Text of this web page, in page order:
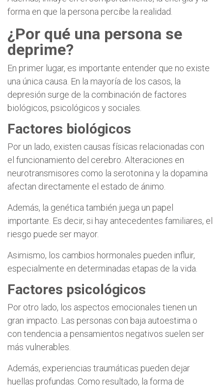
forma en que la persona percibe la realidad.
¿Por qué una persona se
deprime?
En primer lugar, es importante entender que no existe
una única causa. En la mayoría de los casos, la
depresión surge de la combinación de factores
biológicos, psicológicos y sociales.
Factores biológicos
Por un lado, existen causas físicas relacionadas con
el funcionamiento del cerebro. Alteraciones en
neurotransmisores como la serotonina y la dopamina
afectan directamente el estado de ánimo.
Además, la genética también juega un papel
importante. Es decir, si hay antecedentes familiares, el
riesgo puede ser mayor.
Asimismo, los cambios hormonales pueden influir,
especialmente en determinadas etapas de la vida.
Factores psicológicos
Por otro lado, los aspectos emocionales tienen un
gran impacto. Las personas con baja autoestima o
con tendencia a pensamientos negativos suelen ser
más vulnerables.
Además, experiencias traumáticas pueden dejar
huellas profundas. Como resultado, la forma de